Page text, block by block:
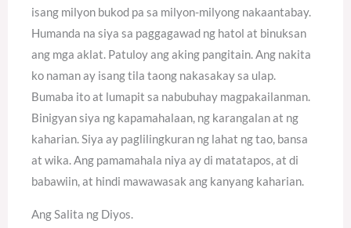
isang milyon bukod pa sa milyon-milyong nakaantabay.
Humanda na siya sa paggagawad ng hatol at binuksan
ang mga aklat. Patuloy ang aking pangitain. Ang nakita
ko naman ay isang tila taong nakasakay sa ulap.
Bumaba ito at lumapit sa nabubuhay magpakailanman.
Binigyan siya ng kapamahalaan, ng karangalan at ng
kaharian. Siya ay paglilingkuran ng lahat ng tao, bansa
at wika. Ang pamamahala niya ay di matatapos, at di
babawiin, at hindi mawawasak ang kanyang kaharian.
Ang Salita ng Diyos.